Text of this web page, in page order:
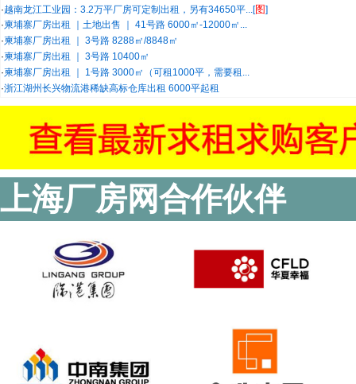
·越南龙江工业园：3.2万平厂房可定制出租，另有34650平...[图]
·柬埔寨厂房出租 ｜土地出售 ｜ 41号路 6000㎡-12000㎡...
·柬埔寨厂房出租 ｜ 3号路 8288㎡/8848㎡
·柬埔寨厂房出租 ｜ 3号路 10400㎡
·柬埔寨厂房出租 ｜ 1号路 3000㎡（可租1000平，需要租...
·浙江湖州长兴物流港稀缺高标仓库出租 6000平起租
上海厂房网合作伙伴